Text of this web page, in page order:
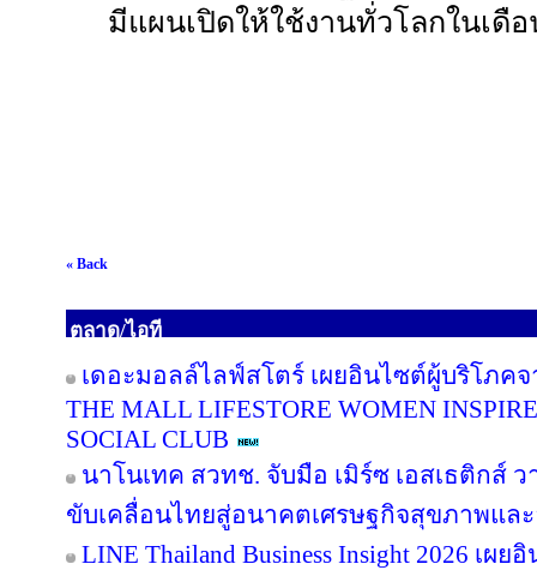
มีแผนเปิดให้ใช้งานทั่วโลกในเดื
« Back
ตลาด/ไอที
เดอะมอลล์ไลฟ์สโตร์ เผยอินไซต์ผู้บริโภค
THE MALL LIFESTORE WOMEN
SOCIAL CLUB
นาโนเทค สวทช. จับมือ เมิร์ซ เอสเธติกส์ ว
ขับเคลื่อนไทยสู่อนาคตเศรษฐกิจสุขภาพแล
LINE Thailand Business Insight 2026 เผ